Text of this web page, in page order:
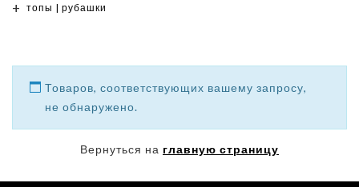
топы | рубашки
Товаров, соответствующих вашему запросу,
не обнаружено.
Вернуться на главную страницу